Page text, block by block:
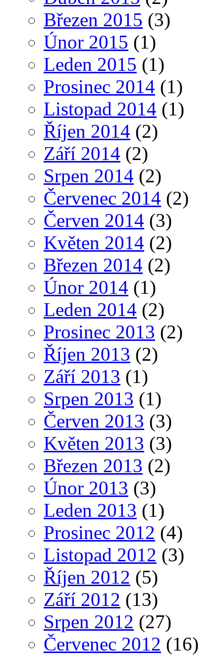
Březen 2015 (3)
Únor 2015 (1)
Leden 2015 (1)
Prosinec 2014 (1)
Listopad 2014 (1)
Říjen 2014 (2)
Září 2014 (2)
Srpen 2014 (2)
Červenec 2014 (2)
Červen 2014 (3)
Květen 2014 (2)
Březen 2014 (2)
Únor 2014 (1)
Leden 2014 (2)
Prosinec 2013 (2)
Říjen 2013 (2)
Září 2013 (1)
Srpen 2013 (1)
Červen 2013 (3)
Květen 2013 (3)
Březen 2013 (2)
Únor 2013 (3)
Leden 2013 (1)
Prosinec 2012 (4)
Listopad 2012 (3)
Říjen 2012 (5)
Září 2012 (13)
Srpen 2012 (27)
Červenec 2012 (16)